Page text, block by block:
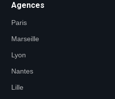
Agences
Paris
Marseille
Lyon
Nantes
Lille